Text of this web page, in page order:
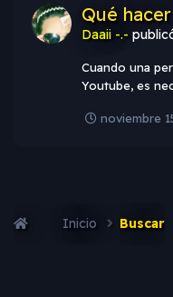
Qué
Daaii -.-
Cuando una
Youtube, es
noviembre
Inicio Buscar